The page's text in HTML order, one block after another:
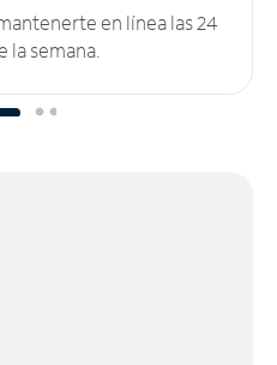
en línea las 24
la semana.